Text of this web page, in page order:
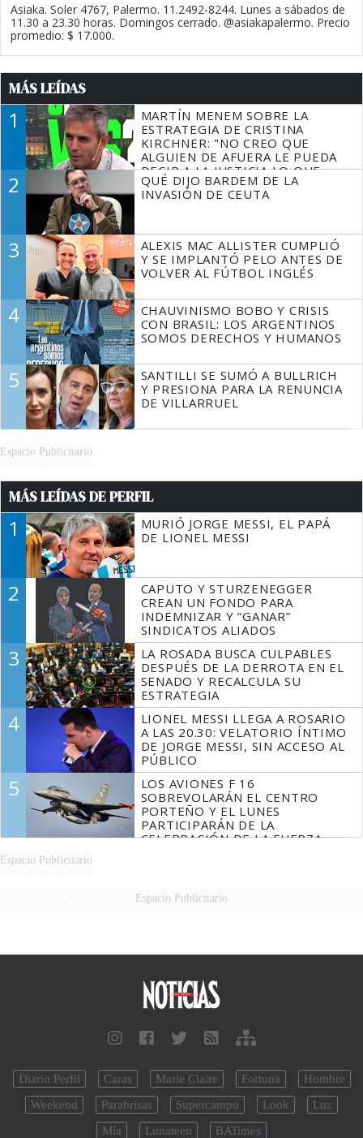
Asiaka. Soler 4767, Palermo. 11.2492-8244. Lunes a sábados de
11.30 a 23.30 horas. Domingos cerrado. @asiakapalermo. Precio
promedio: $ 17.000.
MÁS LEÍDAS
1
MARTÍN MENEM SOBRE LA
ESTRATEGIA DE CRISTINA
KIRCHNER: "NO CREO QUE
ALGUIEN DE AFUERA LE PUEDA
DECIR A LA JUSTICIA LO QUE
TIENE QUE HACER"
2
QUÉ DIJO BARDEM DE LA
INVASIÓN DE CEUTA
3
ALEXIS MAC ALLISTER CUMPLIÓ
Y SE IMPLANTÓ PELO ANTES DE
VOLVER AL FÚTBOL INGLÉS
4
CHAUVINISMO BOBO Y CRISIS
CON BRASIL: LOS ARGENTINOS
SOMOS DERECHOS Y HUMANOS
5
SANTILLI SE SUMÓ A BULLRICH
Y PRESIONA PARA LA RENUNCIA
DE VILLARRUEL
Espacio Publicitario
MÁS LEÍDAS DE PERFIL
1
MURIÓ JORGE MESSI, EL PAPÁ
DE LIONEL MESSI
2
CAPUTO Y STURZENEGGER
CREAN UN FONDO PARA
INDEMNIZAR Y “GANAR”
SINDICATOS ALIADOS
3
LA ROSADA BUSCA CULPABLES
DESPUÉS DE LA DERROTA EN EL
SENADO Y RECALCULA SU
ESTRATEGIA
4
LIONEL MESSI LLEGA A ROSARIO
A LAS 20.30: VELATORIO ÍNTIMO
DE JORGE MESSI, SIN ACCESO AL
PÚBLICO
5
LOS AVIONES F 16
SOBREVOLARÁN EL CENTRO
PORTEÑO Y EL LUNES
PARTICIPARÁN DE LA
CELEBRACIÓN DE LA FUERZA
Espacio Publicitario
Espacio Publicitario
Diario Perfil Caras Marie Claire Fortuna
Hombre
Weekend
Parabrisas Supercampo Look
Luz
Mía
Lunateen BATimes